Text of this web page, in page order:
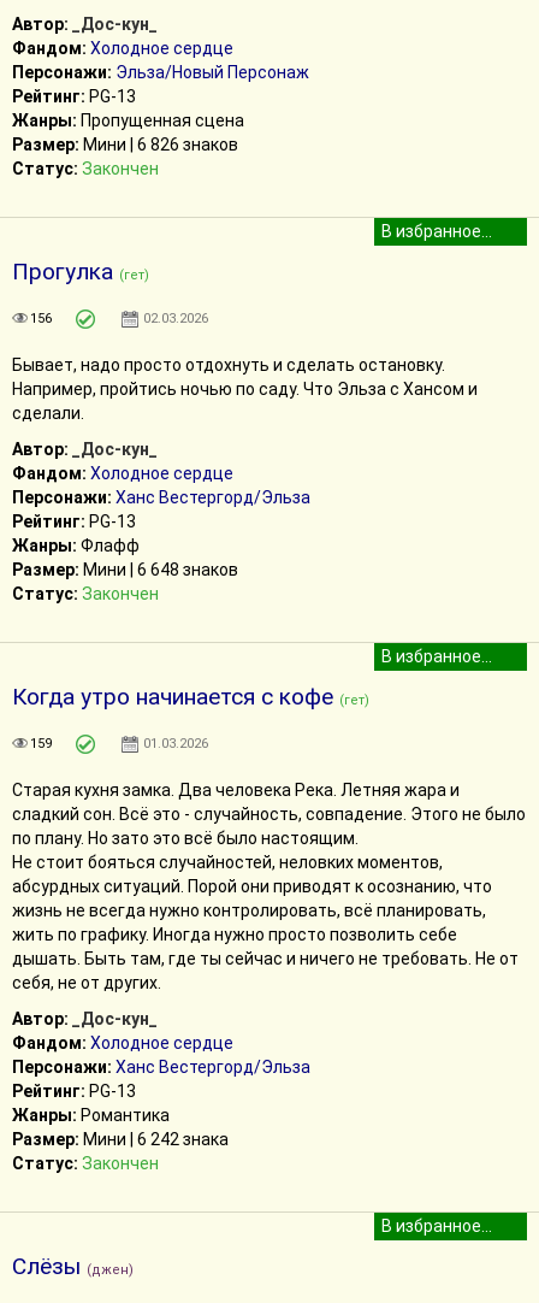
Автор:
_Дос-кун_
Фандом: Холодное сердце
Персонажи: Эльза/Новый Персонаж
Рейтинг: PG-13
Жанры: Пропущенная сцена
Размер: Мини | 6 826 знаков
Статус: Закончен
Прогулка (гет)
156 02.03.2026
Бывает, надо просто отдохнуть и сделать остановку.
Например, пройтись ночью по саду. Что Эльза с Хансом и
сделали.
Автор:
_Дос-кун_
Фандом: Холодное сердце
Персонажи: Ханс Вестергорд/Эльза
Рейтинг: PG-13
Жанры: Флафф
Размер: Мини | 6 648 знаков
Статус: Закончен
Когда утро начинается с кофе (гет)
159 01.03.2026
Старая кухня замка. Два человека Река. Летняя жара и
сладкий сон. Всё это - случайность, совпадение. Этого не было
по плану. Но зато это всё было настоящим.
Не стоит бояться случайностей, неловких моментов,
абсурдных ситуаций. Порой они приводят к осознанию, что
жизнь не всегда нужно контролировать, всё планировать,
жить по графику. Иногда нужно просто позволить себе
дышать. Быть там, где ты сейчас и ничего не требовать. Не от
себя, не от других.
Автор:
_Дос-кун_
Фандом: Холодное сердце
Персонажи: Ханс Вестергорд/Эльза
Рейтинг: PG-13
Жанры: Романтика
Размер: Мини | 6 242 знака
Статус: Закончен
Слёзы (джен)